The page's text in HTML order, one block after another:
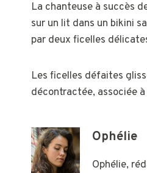
La chanteuse à succès
sur un lit dans un bikini
par deux ficelles
Les ficelles défaites
décontractée, associée
Ophélie
Ophélie,